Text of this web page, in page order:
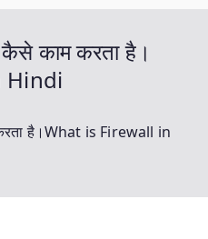
काम करता है।
Hindi
है।What is Firewall in